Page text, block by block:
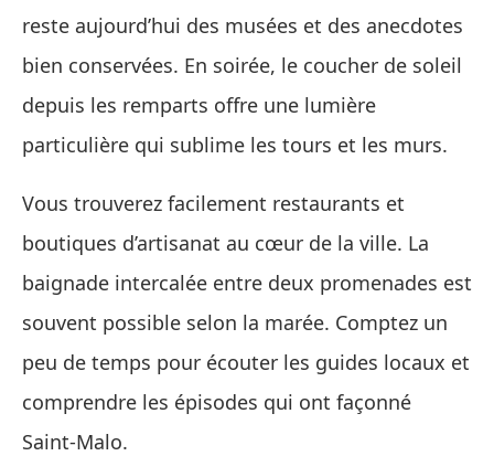
reste aujourd’hui des musées et des anecdotes
bien conservées. En soirée, le coucher de soleil
depuis les remparts offre une lumière
particulière qui sublime les tours et les murs.
Vous trouverez facilement restaurants et
boutiques d’artisanat au cœur de la ville. La
baignade intercalée entre deux promenades est
souvent possible selon la marée. Comptez un
peu de temps pour écouter les guides locaux et
comprendre les épisodes qui ont façonné
Saint‑Malo.